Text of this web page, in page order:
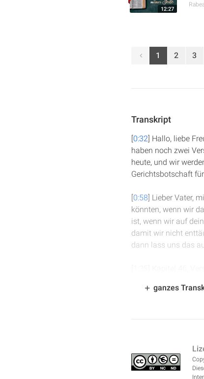
12:27
1 2 3
Transkript
[0:32] Hallo, liebe
haben noch zwei
heute, und wir
Gerichtsbotschaft
[0:58] Lieber Vater,
könnten, wenn wir
ist, wenn wir auf
damit wir nicht
dann lass uns das
heimkehren, ruhig
[2:14] Diese zwei
gesündigt, ihr habt
ungeschoren
ganzes